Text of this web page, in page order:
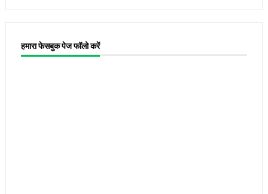
हमारा फेसबुक पेज फॉलो करें